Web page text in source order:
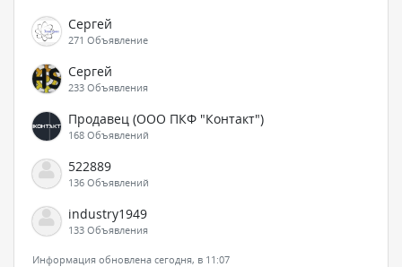
Сергей
271 Объявление
Сергей
233 Объявления
Продавец (ООО ПКФ "Контакт")
168 Объявлений
522889
136 Объявлений
industry1949
133 Объявления
Информация обновлена сегодня, в 11:07